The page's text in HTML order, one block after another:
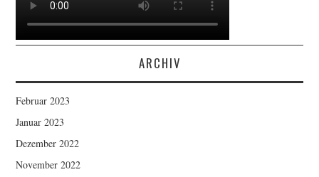
ARCHIV
Februar 2023
Januar 2023
Dezember 2022
November 2022